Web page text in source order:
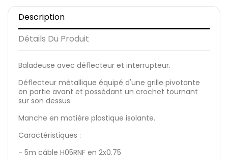
Description
Détails Du Produit
Baladeuse avec déflecteur et interrupteur.
Déflecteur métallique équipé d'une grille pivotante
en partie avant et possédant un crochet tournant
sur son dessus.
Manche en matière plastique isolante.
Caractéristiques :
- 5m câble H05RNF en 2x0.75